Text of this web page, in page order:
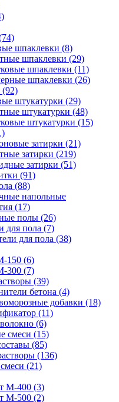
шпаклевки (8)
шпаклевки (29)
шпаклевки (11)
шпаклевки (26)
штукатурки (29)
штукатурки (48)
штукатурки (15)
затирки (21)
затирки (219)
затирки (51)
(91)
(88)
напольные
(17)
полы (26)
для пола (7)
для пола (38)
(6)
(7)
(39)
бетона (4)
добавки (18)
(11)
(6)
смеси (15)
(85)
(136)
(21)
М-400 (3)
М-500 (2)